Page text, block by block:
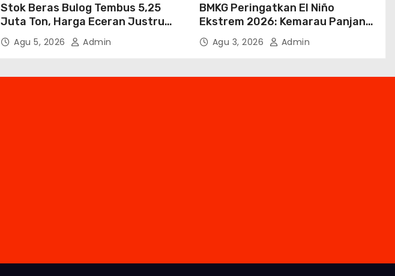
Stok Beras Bulog Tembus 5,25
Juta Ton, Harga Eceran Justru
Naik 7 Bulan Berturut-Turut
Agu 5, 2026 Admin
BMKG Peringatkan El Niño
Ekstrem 2026: Kemarau Panjang
Berpeluang 98 Persen hingga
Awal 2027
Agu 3, 2026 Admin